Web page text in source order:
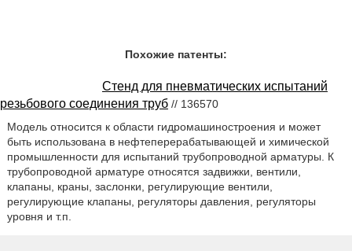
Похожие патенты:
Стенд для пневматических испытаний
резьбового соединения труб // 136570
Модель относится к области гидромашиностроения и может
быть использована в нефтеперерабатывающей и химической
промышленности для испытаний трубопроводной арматуры. К
трубопроводной арматуре относятся задвижки, вентили,
клапаны, краны, заслонки, регулирующие вентили,
регулирующие клапаны, регуляторы давления, регуляторы
уровня и т.п.